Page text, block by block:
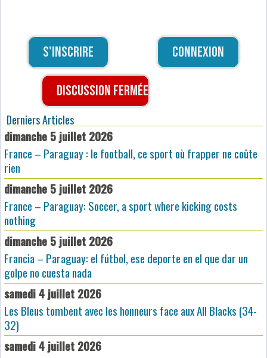
S'inscrire Connexion
Discussion fermée
Derniers Articles
dimanche 5 juillet 2026
France – Paraguay : le football, ce sport où frapper ne coûte
rien
dimanche 5 juillet 2026
France – Paraguay: Soccer, a sport where kicking costs
nothing
dimanche 5 juillet 2026
Francia – Paraguay: el fútbol, ese deporte en el que dar un
golpe no cuesta nada
samedi 4 juillet 2026
Les Bleus tombent avec les honneurs face aux All Blacks (34-
32)
samedi 4 juillet 2026